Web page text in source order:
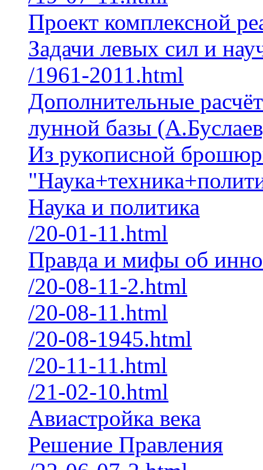
Проект комплексной
Задачи левых сил и
/1961-2011.html
Дополнительные
лунной базы
Из рукописной
Наука и политика
/20-01-11.html
Правда и мифы об
/20-08-11-2.html
/20-08-11.html
/20-08-1945.html
/20-11-11.html
/21-02-10.html
Авиастройка века
Решение Правления